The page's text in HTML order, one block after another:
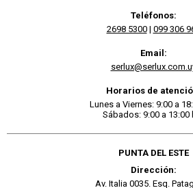
Teléfonos:
2698 5300| 099 306
Email:
Horarios de
Lunes a Viernes: 9:00 a
Sábados: 9:00 a 13:00
PUNTA DEL ESTE
Dirección:
Av. Italia 0035. Esq.